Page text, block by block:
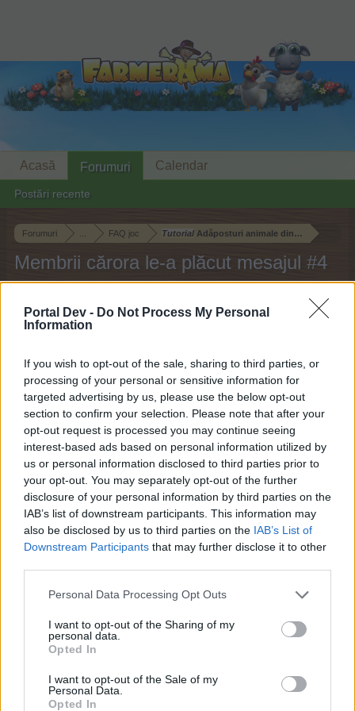
Portal Dev - Do Not Process My Personal
Information
If you wish to opt-out of the sale, sharing to third parties, or
processing of your personal or sensitive information for
targeted advertising by us, please use the below opt-out
section to confirm your selection. Please note that after your
opt-out request is processed you may continue seeing
interest-based ads based on personal information utilized by
us or personal information disclosed to third parties prior to
your opt-out. You may separately opt-out of the further
disclosure of your personal information by third parties on the
IAB’s list of downstream participants. This information may
also be disclosed by us to third parties on the IAB’s List of
Downstream Participants that may further disclose it to other
Personal Data Processing Opt Outs
I want to opt-out of the Sharing of my
personal data.
Opted In
I want to opt-out of the Sale of my
Personal Data.
Opted In
Forumuri FAQ joc Tutorial Adăposturi animale din Bahamarama
Membrii cărora le-a plăcut mesajul #4
necesar să te conectezi în continuare în joc. În
cazul în care nu ai încă un cont de joc, te rugăm
să te înregistrezi. Ne bucurăm să te revedem în
viitor în forumul nostru!CLICK AICI
Subiect: Tutorial Adăposturi animale din Bahamarama
12 Iul 2018
malagambafane
, Masculin, <
Mesaje: 8.672Aprecieri primite: 111.494 Puncte trofeu: 6.000
10 Mai 2018
donnadmn
Legendă vie, Feminin, <
27 Oct 2016
roliana57
Mesaje: 7.782Aprecieri primite: 96.908 Puncte trofeu: 6.000
Agro80
Mesaje: 1.139 Aprecieri primite: 10.984 1.150
Acasă Forumuri
Postări recente
Calendar